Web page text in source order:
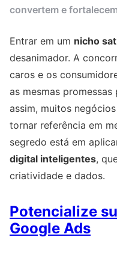
convertem e
Entrar em um nicho
desanimador. A
caros e os
as mesmas
assim, muitos
tornar referência em
segredo está em
digital inteligentes,
criatividade e dados.
Potencialize
Google Ads